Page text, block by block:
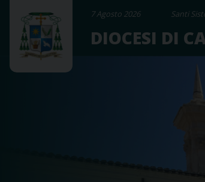
content
7 Agosto 2026 Santi
DIOCESI DI